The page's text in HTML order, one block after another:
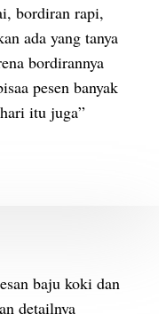
bordiran rapi,
ada yang tanya
bordirannya
pesen banyak
itu juga”
baju koki dan
detailnya